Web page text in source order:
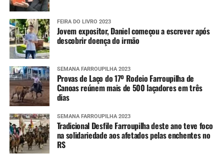
FEIRA DO LIVRO 2023
Jovem expositor, Daniel começou a escrever após
descobrir doença do irmão
SEMANA FARROUPILHA 2023
Provas de Laço do 17º Rodeio Farroupilha de
Canoas reúnem mais de 500 laçadores em três
dias
SEMANA FARROUPILHA 2023
Tradicional Desfile Farroupilha deste ano teve foco
na solidariedade aos afetados pelas enchentes no
RS